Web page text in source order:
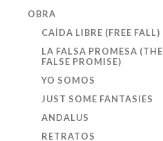
OBRA
CAÍDA LIBRE (FREE FALL)
LA FALSA PROMESA (THE
FALSE PROMISE)
YO SOMOS
JUST SOME FANTASIES
ANDALUS
RETRATOS